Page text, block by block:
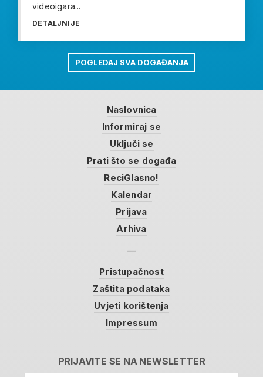
videoigara...
DETALJNIJE
POGLEDAJ SVA DOGAĐANJA
Naslovnica
Informiraj se
Uključi se
Prati što se događa
ReciGlasno!
Kalendar
Prijava
Arhiva
Pristupačnost
Zaštita podataka
Uvjeti korištenja
Impressum
PRIJAVITE SE NA NEWSLETTER